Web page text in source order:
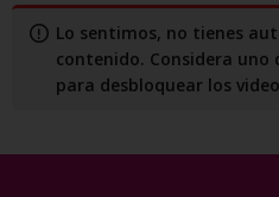
Lo sentimos, no tienes
contenido. Considera
para desbloquear los